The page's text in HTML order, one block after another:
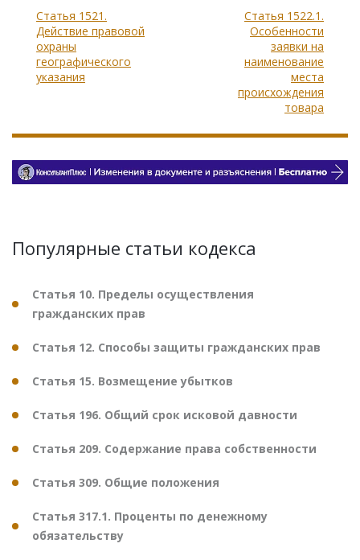
Статья 1521.
Действие правовой
охраны
географического
указания
Статья 1522.1.
Особенности
заявки на
наименование
места
происхождения
товара
Популярные статьи кодекса
Статья 10. Пределы осуществления
гражданских прав
Статья 12. Способы защиты гражданских прав
Статья 15. Возмещение убытков
Статья 196. Общий срок исковой давности
Статья 209. Содержание права собственности
Статья 309. Общие положения
Статья 317.1. Проценты по денежному
обязательству